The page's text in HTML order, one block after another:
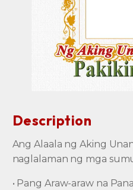
Description
Ang Alaala ng Aking
naglalaman ng mga
• Pang Araw-araw na